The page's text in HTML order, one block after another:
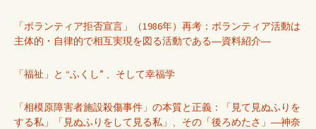
「ボランティア拒否宣言」（1986年）再考：ボランティア活動は
主体的・自律的で相互実現を図る活動である―資料紹介―
「福祉」と “ふくし” 、そして幸福学
「相模原障害者施設殺傷事件」の本質と正義：「見て見ぬふりを
する私」「見ぬふりをして見る私」、その「後ろめたさ」―神奈